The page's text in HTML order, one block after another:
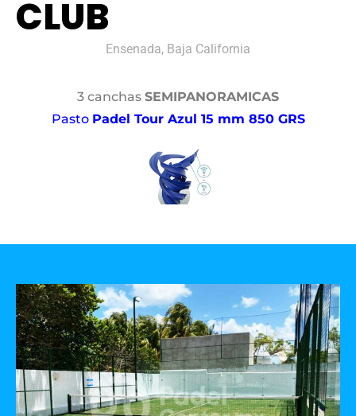
CLUB
Ensenada, Baja California
3 canchas SEMIPANORAMICAS
Pasto Padel Tour Azul 15 mm 850 GRS